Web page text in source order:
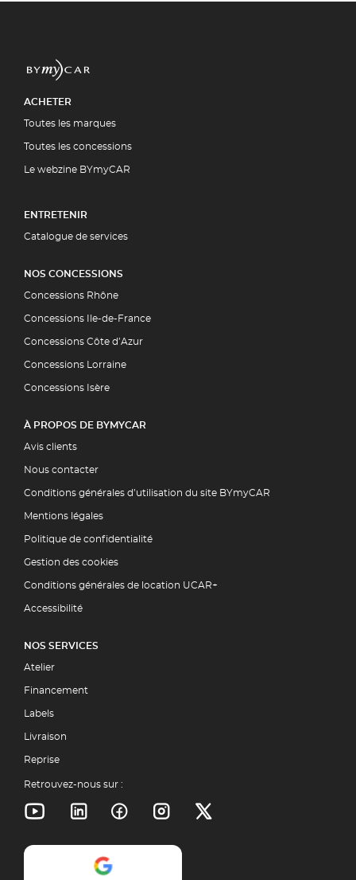
ACHETER
Toutes les marques
Toutes les concessions
Le webzine BYmyCAR
ENTRETENIR
Catalogue de services
NOS CONCESSIONS
Concessions Rhône
Concessions Ile-de-France
Concessions Côte d’Azur
Concessions Lorraine
Concessions Isère
À PROPOS DE BYMYCAR
Avis clients
Nous contacter
Conditions générales d’utilisation du site BYmyCAR
Mentions légales
Politique de confidentialité
Gestion des cookies
Conditions générales de location UCAR+
Accessibilité
NOS SERVICES
Atelier
Financement
Labels
Livraison
Reprise
Retrouvez-nous sur :